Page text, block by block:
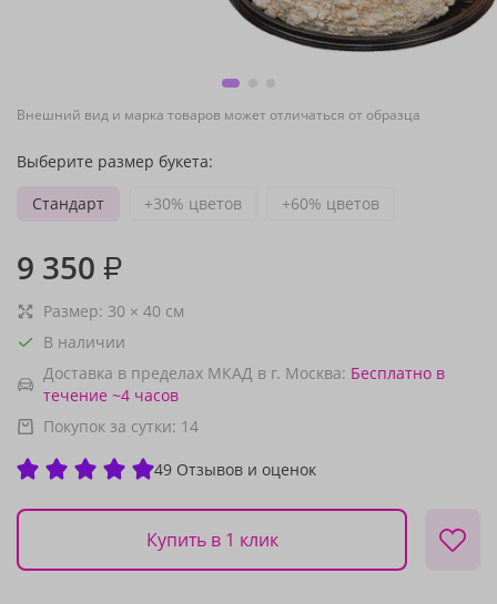
Внешний вид и марка товаров может отличаться от образца
Выберите размер букета:
Стандарт
+30% цветов +60% цветов
9 350 ₽
Размер: 30 × 40 см
В наличии
Доставка в пределах МКАД в г. Москва: Бесплатно в
течение ~4 часов
Покупок за сутки: 14
49 Отзывов и оценок
Купить в 1 клик